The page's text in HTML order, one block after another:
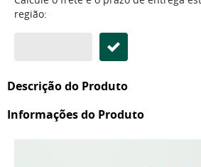
região:
Descrição do Produto
Informações do Produto